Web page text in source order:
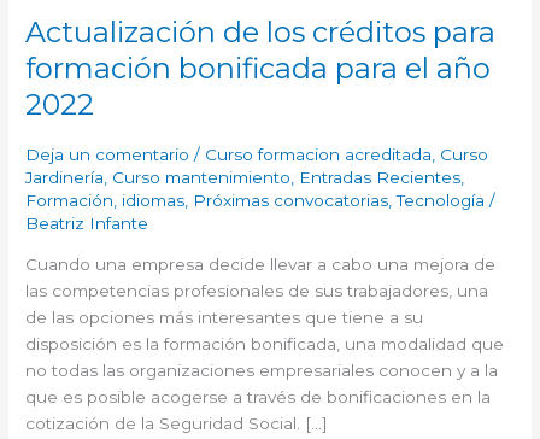
Actualización de los créditos para
formación bonificada para el año
2022
Deja un comentario / Curso formacion acreditada Curso
Jardinería Curso mantenimiento Entradas Recientes
Formación idiomas Próximas convocatorias ,Tecnología /
Beatriz Infante
Cuando una empresa decide llevar a cabo una mejora de
las competencias profesionales de sus trabajadores, una
de las opciones más interesantes que tiene a su
disposición es la formación bonificada, una modalidad que
no todas las organizaciones empresariales conocen y a la
que es posible acogerse a través de bonificaciones en la
cotización de la Seguridad Social. […]